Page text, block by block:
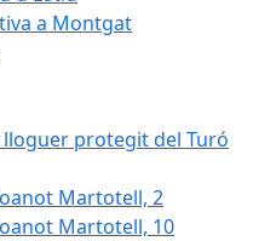
a Montgat
protegit del Turó
Martotell, 2
Martotell, 10